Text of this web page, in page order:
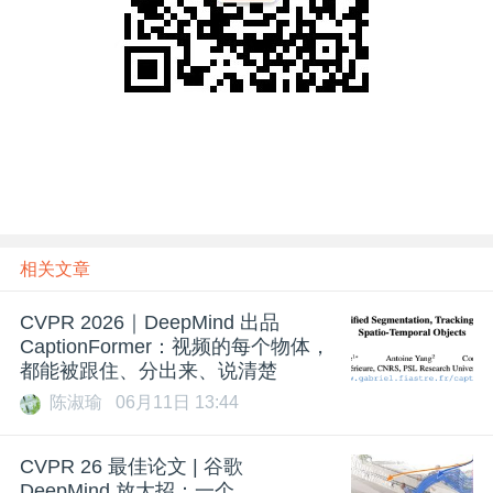
相关文章
CVPR 2026｜DeepMind 出品
CaptionFormer：视频的每个物体，
都能被跟住、分出来、说清楚
陈淑瑜 06月11日 13:44
CVPR 26 最佳论文 | 谷歌